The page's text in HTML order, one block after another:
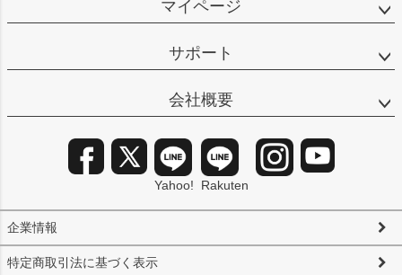
マイページ
サポート
会社概要
企業情報
特定商取引法に基づく表示
Yahoo! Rakuten